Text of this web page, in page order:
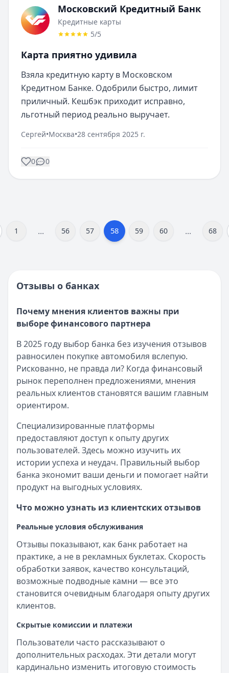
Московский Кредитный Банк
Кредитные карты
5/5
Карта приятно удивила
Взяла кредитную карту в Московском
Кредитном Банке. Одобрили быстро, лимит
приличный. Кешбэк приходит исправно,
льготный период реально выручает.
Сергей•Москва•28 сентября 2025 г.
0 0
1 ... 56 57 58 59 60 ... 68
Отзывы о банках
Почему мнения клиентов важны при
выборе финансового партнера
В 2025 году выбор банка без изучения отзывов
равносилен покупке автомобиля вслепую.
Рискованно, не правда ли? Когда финансовый
рынок переполнен предложениями, мнения
реальных клиентов становятся вашим главным
ориентиром.
Специализированные платформы
предоставляют доступ к опыту других
пользователей. Здесь можно изучить их
истории успеха и неудач. Правильный выбор
банка экономит ваши деньги и помогает найти
продукт на выгодных условиях.
Что можно узнать из клиентских отзывов
Реальные условия обслуживания
Отзывы показывают, как банк работает на
практике, а не в рекламных буклетах. Скорость
обработки заявок, качество консультаций,
возможные подводные камни — все это
становится очевидным благодаря опыту других
клиентов.
Скрытые комиссии и платежи
Пользователи часто рассказывают о
дополнительных расходах. Эти детали могут
кардинально изменить итоговую стоимость